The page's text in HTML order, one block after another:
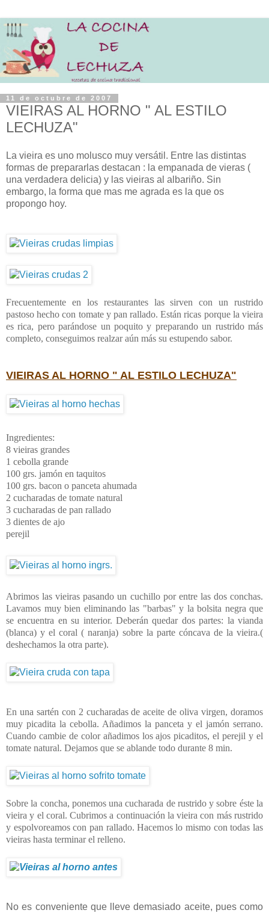
11 de octubre de 2007
VIEIRAS AL HORNO " AL ESTILO
LECHUZA"
La vieira es uno molusco muy versátil. Entre las distintas
formas de prepararlas destacan : la empanada de vieras (
una verdadera delicia) y las vieiras al albariño. Sin
embargo, la forma que mas me agrada es la que os
propongo hoy.
Frecuentemente en los restaurantes las sirven con un rustrido
pastoso hecho con tomate y pan rallado. Están ricas porque la vieira
es rica, pero parándose un poquito y preparando un rustrido más
completo, conseguimos realzar aún más su estupendo sabor.
VIEIRAS AL HORNO " AL ESTILO LECHUZA"
Ingredientes:
8 vieiras grandes
1 cebolla grande
100 grs. jamón en taquitos
100 grs. bacon o panceta ahumada
2 cucharadas de tomate natural
3 cucharadas de pan rallado
3 dientes de ajo
perejil
Abrimos las vieiras pasando un cuchillo por entre las dos conchas.
Lavamos muy bien eliminando las "barbas" y la bolsita negra que
se encuentra en su interior. Deberán quedar dos partes: la vianda
(blanca) y el coral ( naranja) sobre la parte cóncava de la vieira.(
deshechamos la otra parte).
En una sartén con 2 cucharadas de aceite de oliva virgen, doramos
muy picadita la cebolla. Añadimos la panceta y el jamón serrano.
Cuando cambie de color añadimos los ajos picaditos, el perejil y el
tomate natural. Dejamos que se ablande todo durante 8 min.
Sobre la concha, ponemos una cucharada de rustrido y sobre éste la
vieira y el coral. Cubrimos a continuación la vieira con más rustrido
y espolvoreamos con pan rallado. Hacemos lo mismo con todas las
vieiras hasta terminar el relleno.
No es conveniente que lleve demasiado aceite, pues como